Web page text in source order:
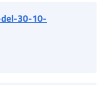
30-10-